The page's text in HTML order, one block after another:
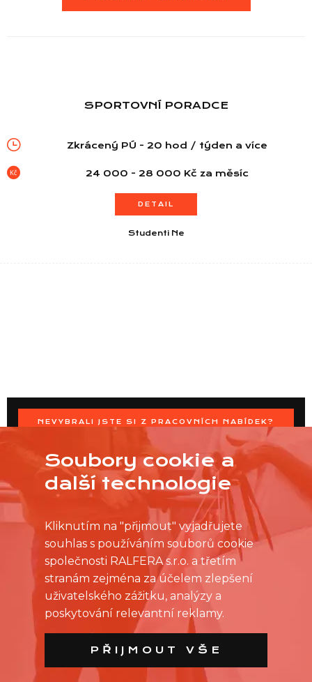
SPORTOVNÍ PORADCE
Zkrácený PÚ - 20 hod / týden a více
24 000 - 28 000 Kč za měsíc
DETAIL
Studenti Ne
NEVYBRALI JSTE SI Z PRACOVNÍCH NABÍDEK?
OSLOVTE PRODEJNU PŘÍMO S VAŠIMI ČASOVÝMI
MOŽNOSTMI
Soubory cookie a
další technologie
Kliknutím na "přijmout" vyjadřujete
souhlas s používáním souborů cookie
společnosti RALFERA s.r.o. a třetím
stranám zejména za účelem zlepšení
uživatelského zážitku, analýzy a
poskytování relevantní reklamy.
PŘIJMOUT VŠE